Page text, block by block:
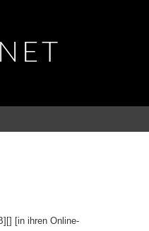
nach:
[in ihren Online-